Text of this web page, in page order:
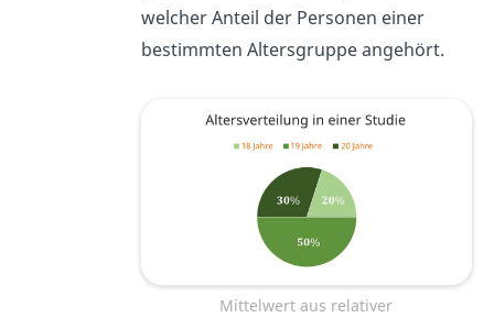
welcher Anteil der Personen einer
bestimmten Altersgruppe angehört.
Mittelwert aus relativer